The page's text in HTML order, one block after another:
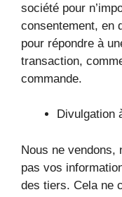
société pour
consentement, en
pour répondre à
transaction,
commande.
Divulgation
Nous ne vendons,
pas vos
des tiers. Cela ne